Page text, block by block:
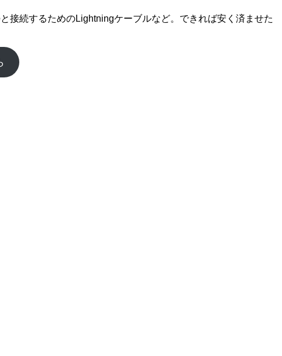
接続するためのLightningケーブルなど。できれば安く済ませた